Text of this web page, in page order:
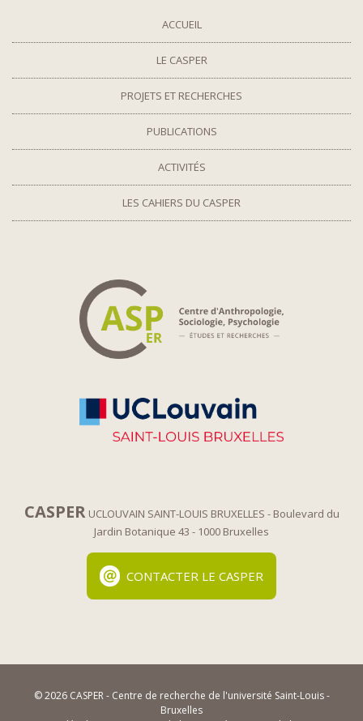
ACCUEIL
LE CASPER
PROJETS ET RECHERCHES
PUBLICATIONS
ACTIVITÉS
LES CAHIERS DU CASPER
CASPER UCLOUVAIN SAINT-LOUIS BRUXELLES - Boulevard du
Jardin Botanique 43 - 1000 Bruxelles
CONTACTER LE CASPER
© 2026 CASPER - Centre de recherche de l'université Saint-Louis -
Bruxelles